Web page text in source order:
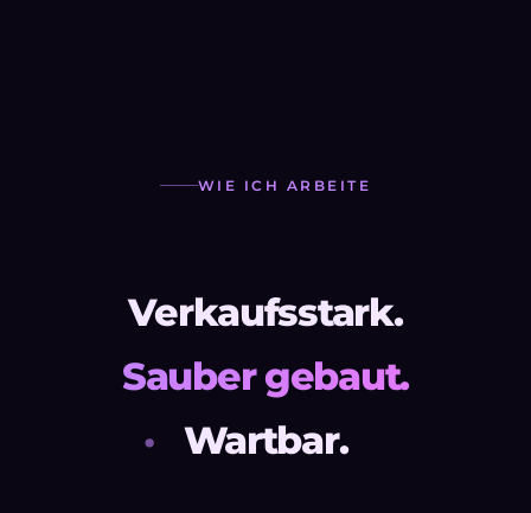
WIE ICH ARBEITE
Verkaufsstark.
Sauber gebaut.
Wartbar.